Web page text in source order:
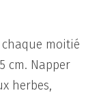
moitié
cm. Napper
herbes,